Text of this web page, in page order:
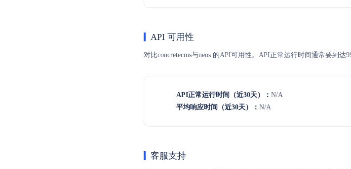
API 可用性
对比concretecms与neos 的API可用性。API正常运行时间通常要到
API正常运行时间（近30天）： N/A
平均响应时间（近30天）： N/A
客服支持